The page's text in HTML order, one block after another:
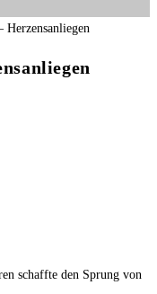
schaffte den Sprung von